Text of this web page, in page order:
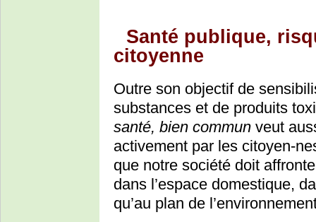
Santé publique,
citoyenne
Outre son objectif de
substances et de produits
santé, bien commun veut
activement par les citoyen-
que notre société doit
dans l’espace domestique,
qu’au plan de